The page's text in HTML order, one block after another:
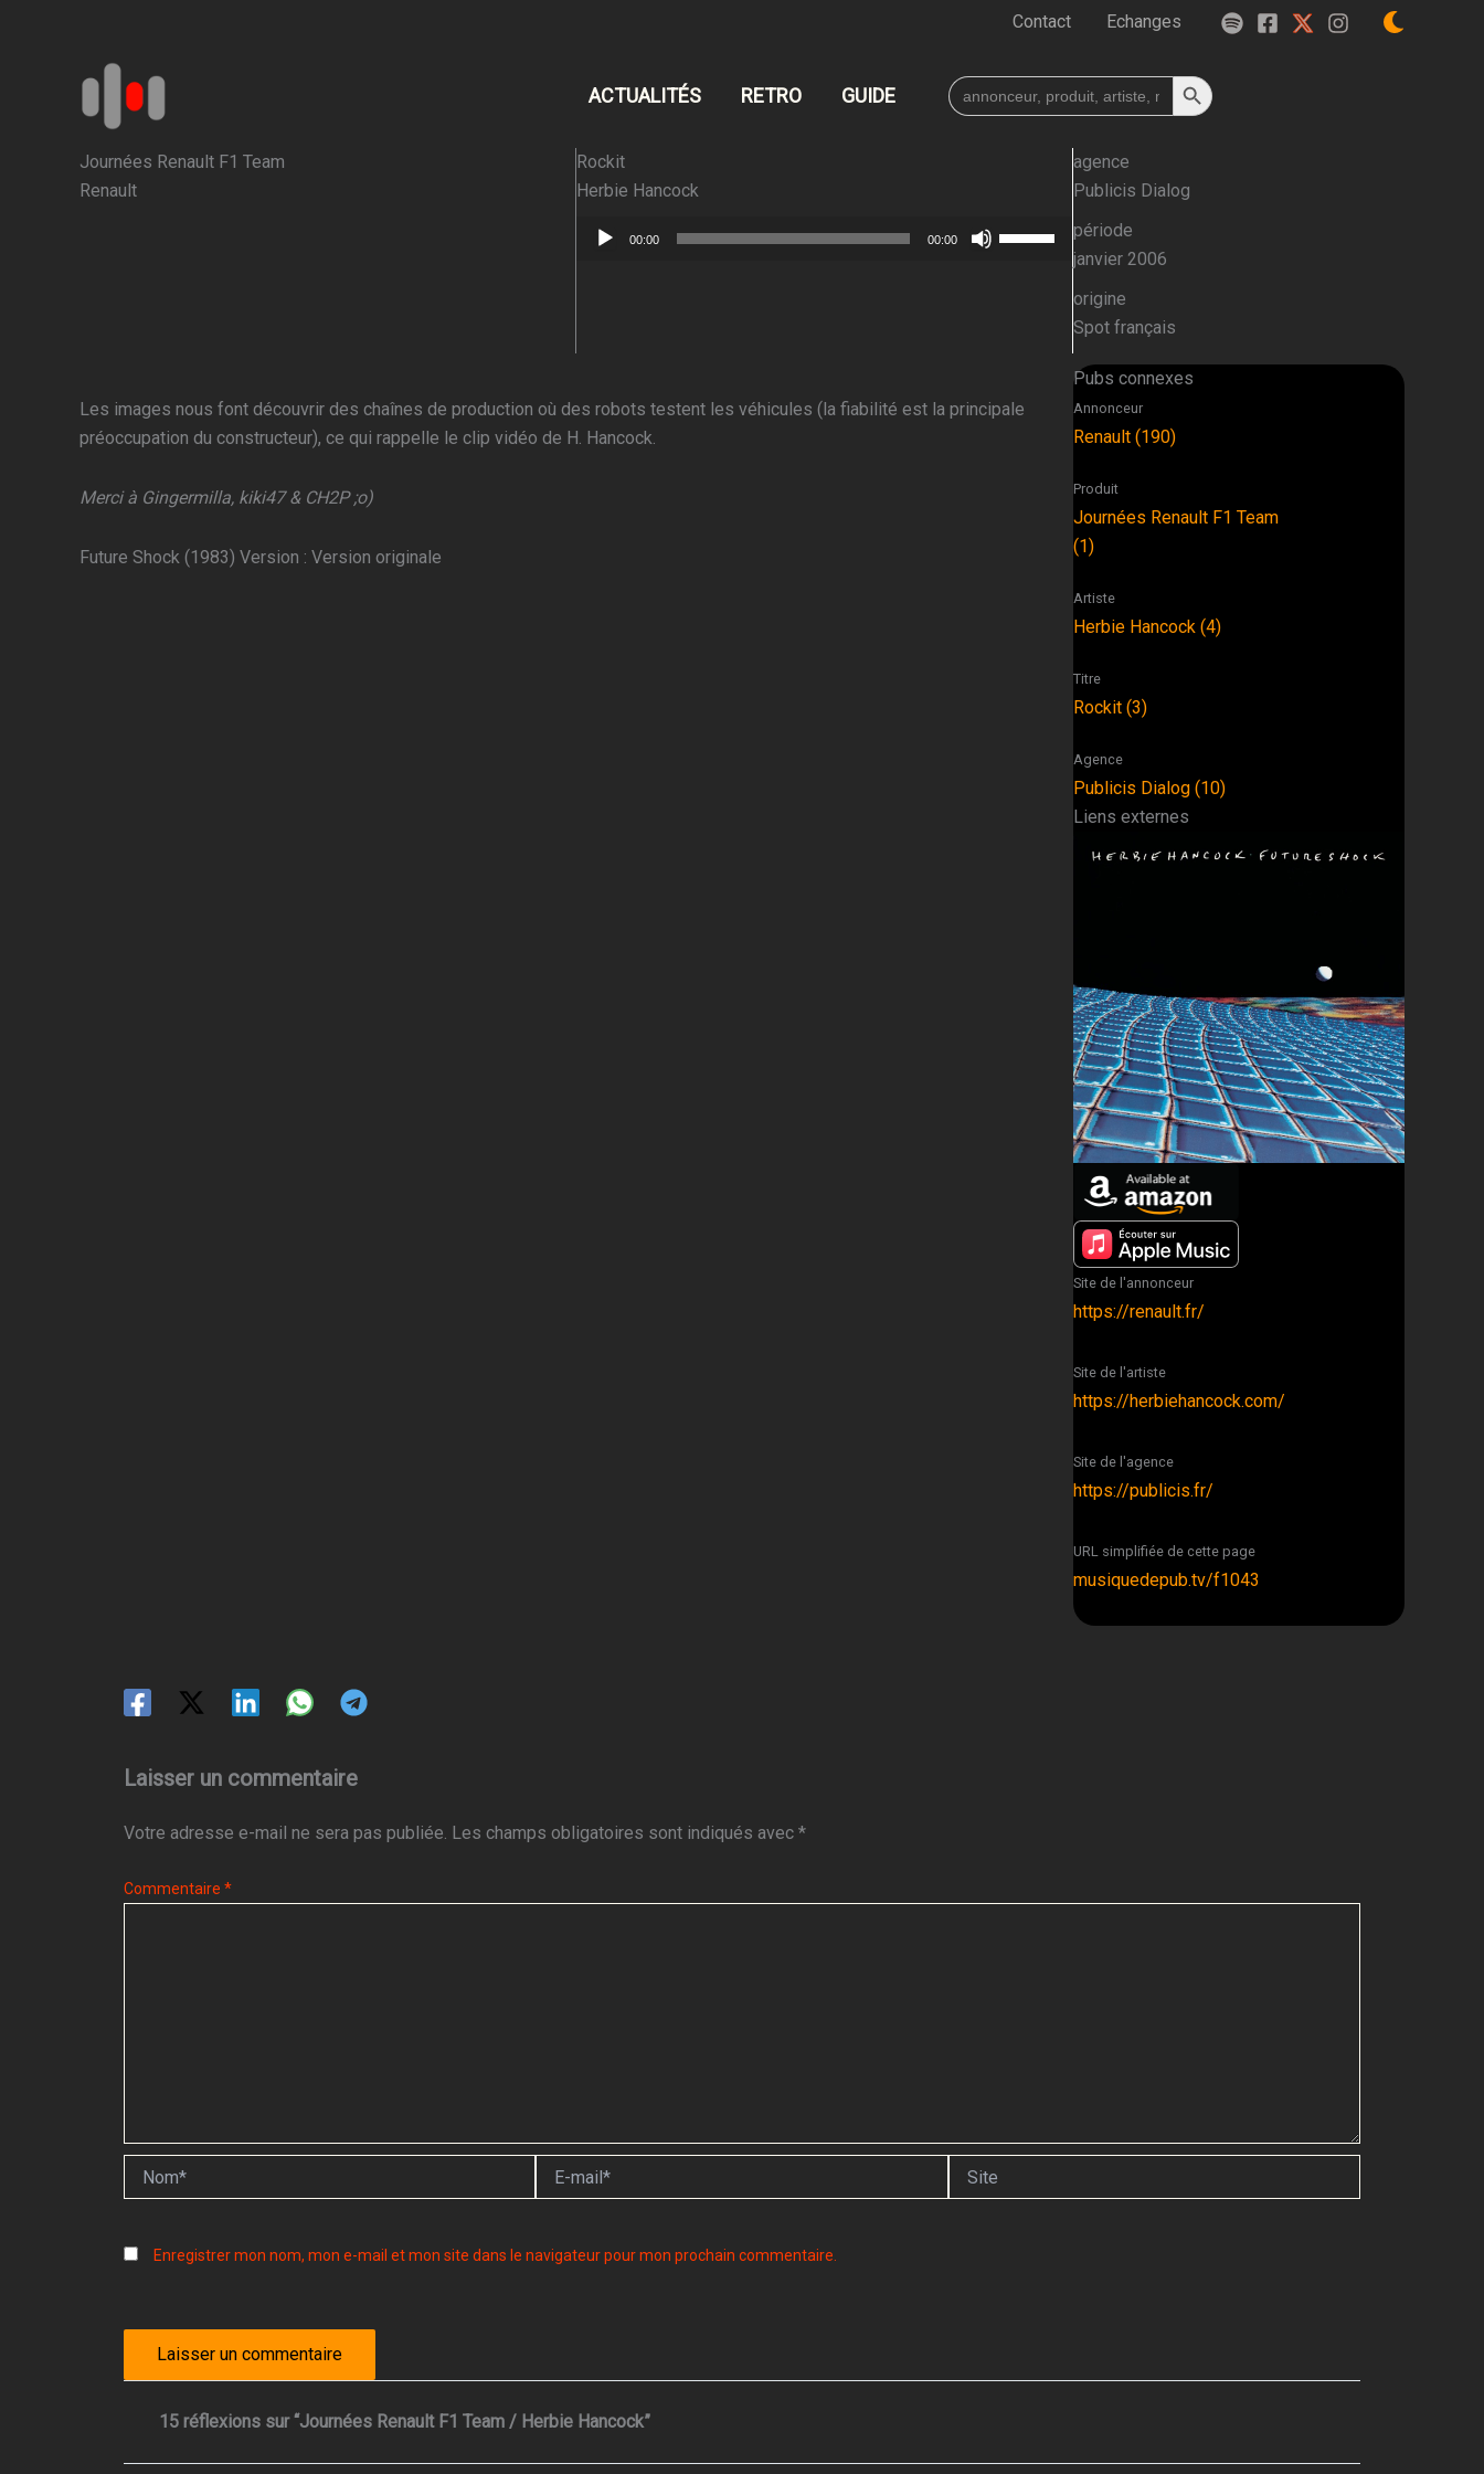
Contact Echanges
ACTUALITÉS RETRO GUIDE
Search
for:
Search Button
Journées Renault F1 Team
Renault
Rockit
Herbie Hancock
Lecteur 00:00 00:00
augmenter
ou
agence
Publicis Dialog
période
janvier 2006
origine
Spot français
Les images nous font découvrir des chaînes de production où des robots testent les véhicules (la fiabilité est la principale
préoccupation du constructeur), ce qui rappelle le clip vidéo de H. Hancock.
Merci à Gingermilla, kiki47 & CH2P ;o)
Future Shock (1983) Version : Version originale
Pubs connexes
Annonceur
Renault (190)
Produit
Journées Renault F1 Team
(1)
Artiste
Herbie Hancock (4)
Titre
Rockit (3)
Agence
Publicis Dialog (10)
Liens externes
Site de l'annonceur
https://renault.fr/
Site de l'artiste
https://herbiehancock.com/
Site de l'agence
https://publicis.fr/
URL simplifiée de cette page
musiquedepub.tv/f1043
Laisser un commentaire
Votre adresse e-mail ne sera pas publiée. Les champs obligatoires sont indiqués avec *
Commentaire *
mail*
Enregistrer mon nom, mon e-mail et mon site dans le navigateur pour mon prochain commentaire.
15 réflexions sur “Journées Renault F1 Team / Herbie Hancock”